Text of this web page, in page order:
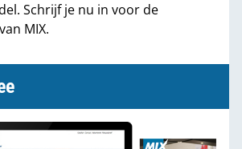
Schrijf je nu in voor de
MIX.